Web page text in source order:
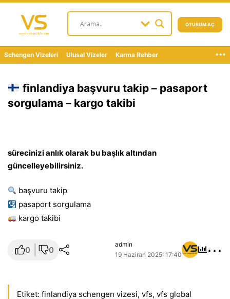
OTURUM AÇ
Schengen Vizeleri Ulusal Vizeler Karma Rehber ...
finlandiya başvuru takip – pasaport
sorgulama – kargo takibi
sürecinizi anlık olarak bu başlık altından
güncelleyebilirsiniz.
başvuru takip
pasaport sorgulama
kargo takibi
0 0
admin
19 Haziran 2025: 17:40
⋯
Etiket: finlandiya schengen vizesi, vfs, vfs global